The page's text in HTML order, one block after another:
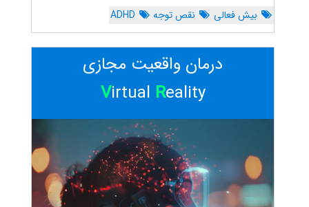
بیش فعالی نقص توجه ADHD
درمان واقعیت مجازی
Virtual Reality